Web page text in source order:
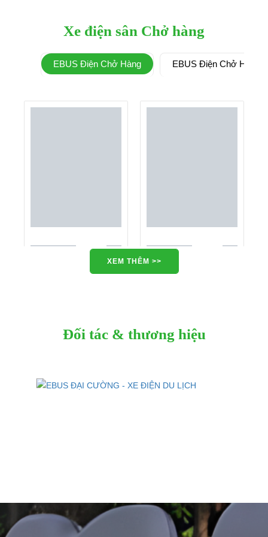
Xe điện sân Chở hàng
EBUS Điện Chở Hàng EBUS Điện Chở Hàng
XEM THÊM >>
Đối tác & thương hiệu